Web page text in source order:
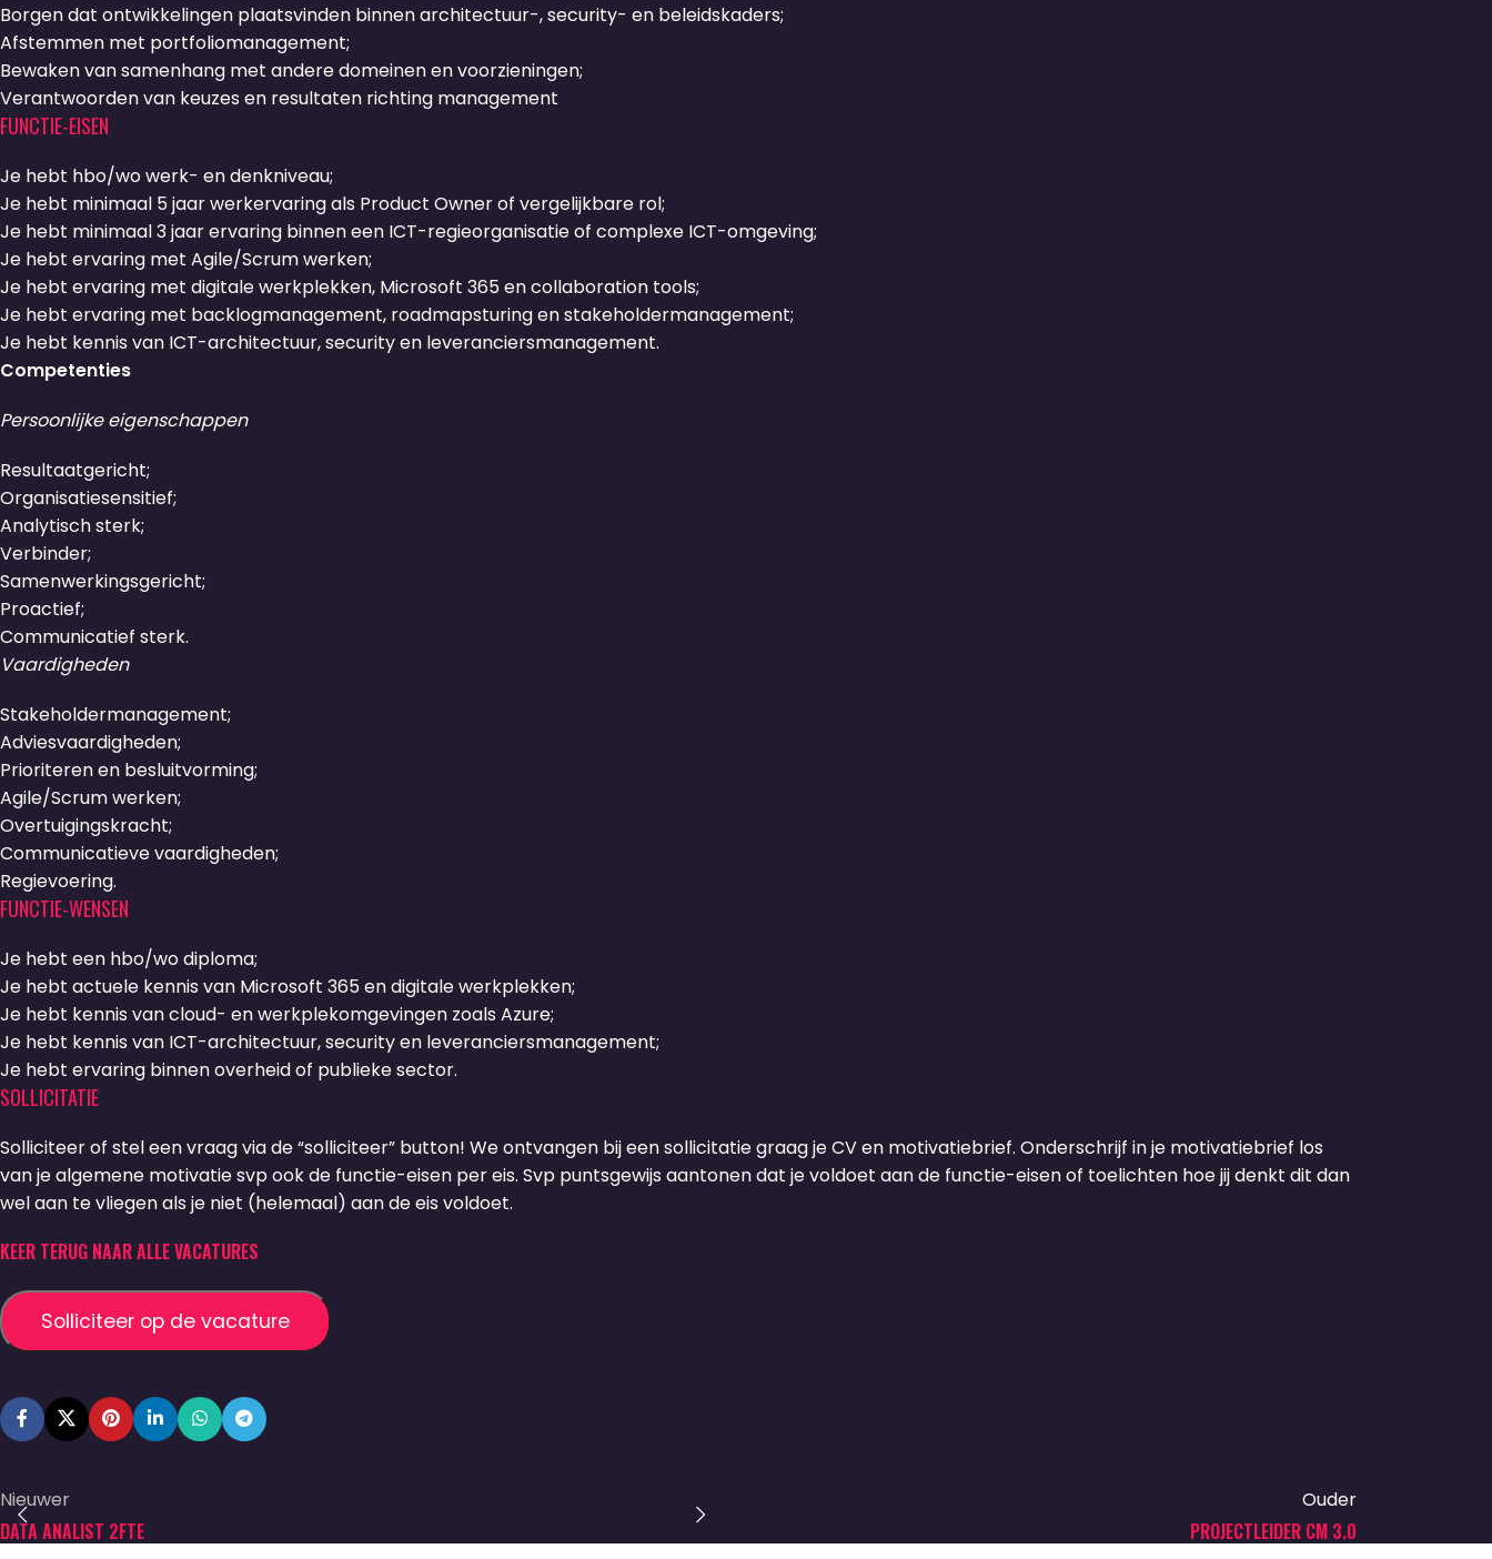
Borgen dat ontwikkelingen plaatsvinden binnen architectuur-, security- en beleidskaders;
Afstemmen met portfoliomanagement;
Bewaken van samenhang met andere domeinen en voorzieningen;
Verantwoorden van keuzes en resultaten richting management
FUNCTIE-EISEN
Je hebt hbo/wo werk- en denkniveau;
Je hebt minimaal 5 jaar werkervaring als Product Owner of vergelijkbare rol;
Je hebt minimaal 3 jaar ervaring binnen een ICT-regieorganisatie of complexe ICT-omgeving;
Je hebt ervaring met Agile/Scrum werken;
Je hebt ervaring met digitale werkplekken, Microsoft 365 en collaboration tools;
Je hebt ervaring met backlogmanagement, roadmapsturing en stakeholdermanagement;
Je hebt kennis van ICT-architectuur, security en leveranciersmanagement.
Competenties
Persoonlijke eigenschappen
Resultaatgericht;
Organisatiesensitief;
Analytisch sterk;
Verbinder;
Samenwerkingsgericht;
Proactief;
Communicatief sterk.
Vaardigheden
Stakeholdermanagement;
Adviesvaardigheden;
Prioriteren en besluitvorming;
Agile/Scrum werken;
Overtuigingskracht;
Communicatieve vaardigheden;
Regievoering.
FUNCTIE-WENSEN
Je hebt een hbo/wo diploma;
Je hebt actuele kennis van Microsoft 365 en digitale werkplekken;
Je hebt kennis van cloud- en werkplekomgevingen zoals Azure;
Je hebt kennis van ICT-architectuur, security en leveranciersmanagement;
Je hebt ervaring binnen overheid of publieke sector.
SOLLICITATIE
Solliciteer of stel een vraag via de “solliciteer” button! We ontvangen bij een sollicitatie graag je CV en motivatiebrief. Onderschrijf in je motivatiebrief los
van je algemene motivatie svp ook de functie-eisen per eis. Svp puntsgewijs aantonen dat je voldoet aan de functie-eisen of toelichten hoe jij denkt dit dan
wel aan te vliegen als je niet (helemaal) aan de eis voldoet.
KEER TERUG NAAR ALLE VACATURES
Nieuwer
DATA ANALIST 2FTE
Ouder
PROJECTLEIDER CM 3.0